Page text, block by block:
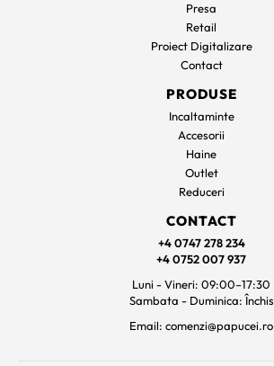
Presa
Retail
Proiect Digitalizare
Contact
PRODUSE
Incaltaminte
Accesorii
Haine
Outlet
Reduceri
CONTACT
+4 0747 278 234
+4 0752 007 937
Luni - Vineri: 09:00–17:30
Sambata - Duminica: Închis
Email: comenzi@papucei.ro